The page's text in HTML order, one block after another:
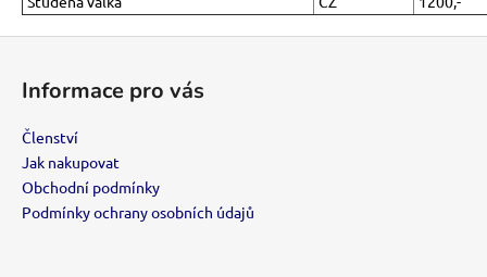
e
VIP
ČLENSTVÍ
700
Kč
Informace pro vás
Členství
Jak nakupovat
Obchodní podmínky
Podmínky ochrany osobních údajů